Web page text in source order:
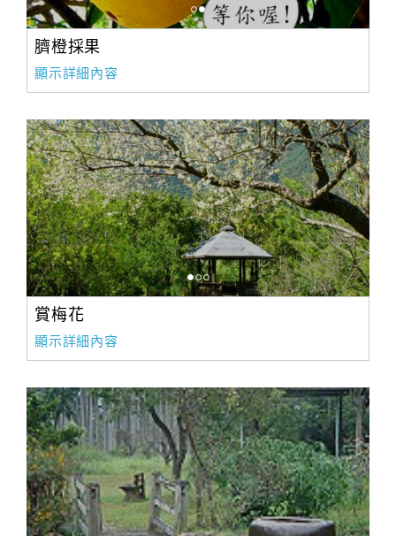
臍橙採果
顯示詳細內容
賞梅花
顯示詳細內容